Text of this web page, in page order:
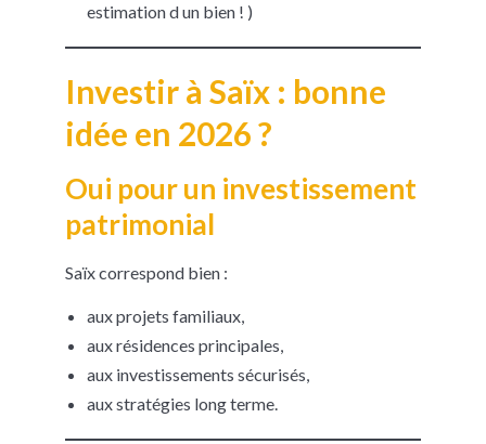
estimation d un bien ! )
Investir à Saïx : bonne
idée en 2026 ?
Oui pour un investissement
patrimonial
Saïx correspond bien :
aux projets familiaux,
aux résidences principales,
aux investissements sécurisés,
aux stratégies long terme.